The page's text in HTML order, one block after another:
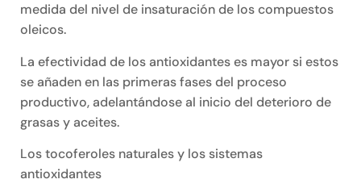
medida del nivel de insaturación de los compuestos
oleicos.
La efectividad de los antioxidantes es mayor si estos
se añaden en las primeras fases del proceso
productivo, adelantándose al inicio del deterioro de
grasas y aceites.
Los tocoferoles naturales y los sistemas
antioxidantes